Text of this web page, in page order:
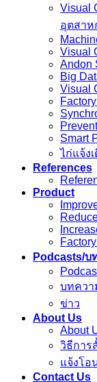
Visual
อุตสาห
Visual
Andon
Big
Visual
Smart
ไก่แจ้ง
References
Product
Podcasts/บ
บทควา
ข่าว
About Us
About
วิธีการ
แจ้งโอ
Contact Us